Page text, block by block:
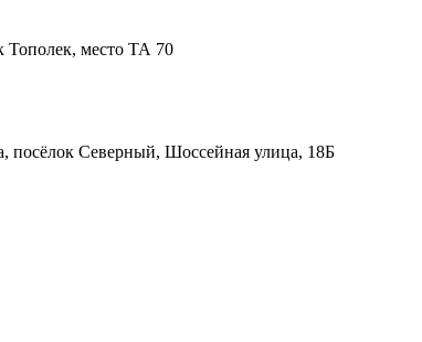
Тополек, место ТА 70
посёлок Северный, Шоссейная улица, 18Б